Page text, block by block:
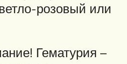
розовый или
Гематурия –